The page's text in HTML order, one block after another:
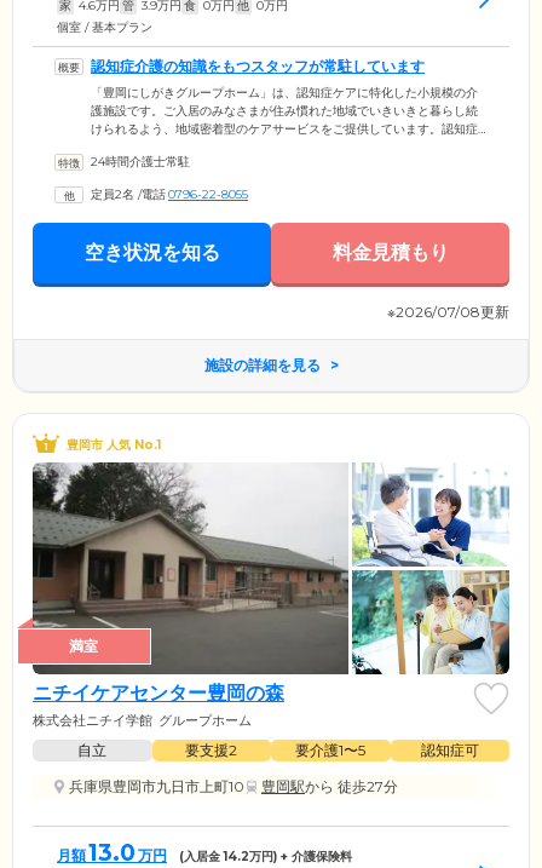
家 4.6万円 管 3.9万円 食 0万円 他 0万円
個室 / 基本プラン
認知症介護の知識をもつスタッフが常駐しています
「豊岡にしがきグループホーム」は、認知症ケアに特化した小規模の介
護施設です。ご入居のみなさまが住み慣れた地域でいきいきと暮らし続
けられるよう、地域密着型のケアサービスをご提供しています。認知症
応により、安心してお過ごしいただけます。スタッフは24時間365日常駐
ートいたします。
24時間介護士常駐
定員2名 /電話0796-22-8055
空き状況を知る 料金見積もり
※2026/07/08更新
施設の詳細を見る
豊岡市 人気 No.1
満室
ニチイケアセンター豊岡の森
株式会社ニチイ学館 グループホーム
自立 要支援2 要介護1〜5
認知症可
兵庫県豊岡市九日市上町10
豊岡駅から 徒歩27分
月額13.0 万円 (入居金14.2万円) + 介護保険料